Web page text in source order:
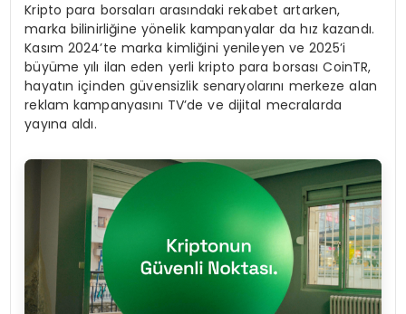
Kripto para borsaları arasındaki rekabet artarken,
marka bilinirliğine yönelik kampanyalar da hız kazandı.
Kasım 2024’te marka kimliğini yenileyen ve 2025’i
büyüme yılı ilan eden yerli kripto para borsası CoinTR,
hayatın içinden güvensizlik senaryolarını merkeze alan
reklam kampanyasını TV’de ve dijital mecralarda
yayına aldı.